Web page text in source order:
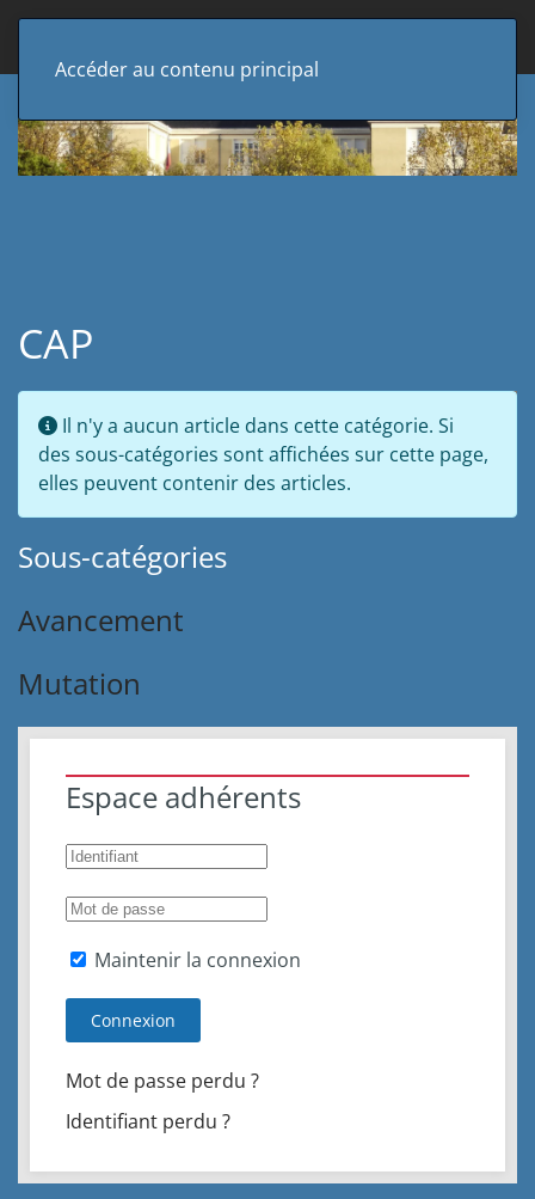
Accéder au contenu principal
CAP
Info
Il n'y a aucun article dans cette catégorie. Si
des sous-catégories sont affichées sur cette page,
elles peuvent contenir des articles.
Sous-catégories
Avancement
Mutation
Espace adhérents
Maintenir la connexion
Connexion
Mot de passe perdu ?
Identifiant perdu ?